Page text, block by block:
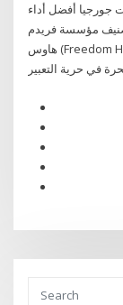
جورجيا أفضل أداء
الحرية 2020، حسب تصنيف مؤسسة فريدم
هاوس (Freedom House)، فيما نجحت دولة عربية واحدة فقط في